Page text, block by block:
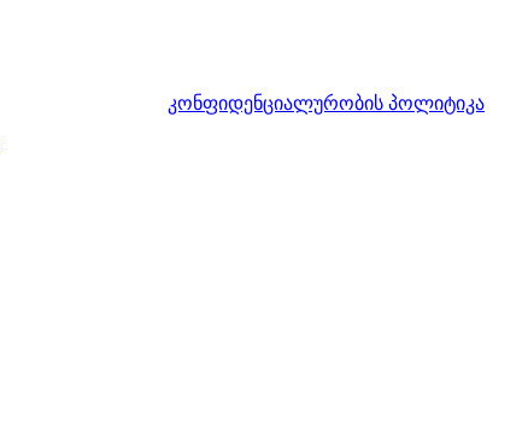
კონფიდენციალურობის პოლიტიკა